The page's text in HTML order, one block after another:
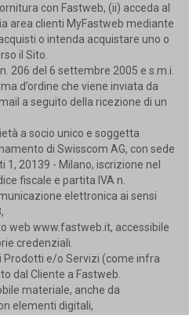
con Fastweb, (ii) acceda al
area clienti MyFastweb mediante
o intenda acquistare uno o
il Sito.
206 del 6 settembre 2005 e s.m.i.
d’ordine che viene inviata da
a seguito della ricezione di un
a socio unico e soggetta
di Swisscom AG, con sede
1, 20139 - Milano, iscrizione nel
fiscale e partita IVA n.
elettronica ai sensi
web www.fastweb.it, accessibile
credenziali.
Prodotti e/o Servizi (come infra
dal Cliente a Fastweb.
materiale, anche da
elementi digitali,